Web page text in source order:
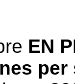
EN
per